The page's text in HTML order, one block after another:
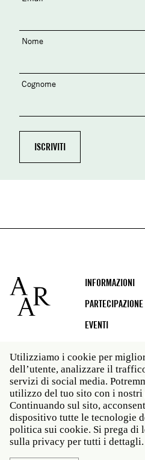
Nome
Cognome
Footer
INFORMAZIONI
PARTECIPAZIONE
EVENTI
Social
media
Roma: Via Angelo Masina 5
06 58461 · f 39 06 5810788
New York: 535 West 22nd
NY 10011 · t 212 751 7200
Utilizziamo i cookie per
dell’utente, analizzare il
servizi di social media.
utilizzo del tuo sito con i nostri
Continuando sul sito,
dispositivo tutte le tecnologie
politica sui cookie. Si prega di
sulla privacy per tutti i dettagli.